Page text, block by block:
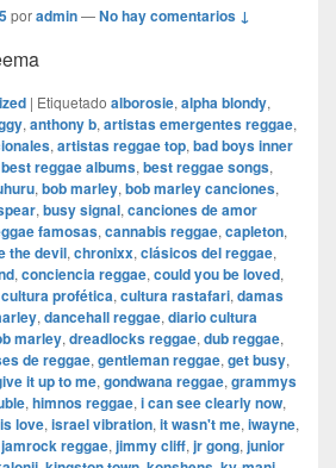
poradmin—No hay comentarios ↓
| Etiquetado alborosie, alpha blondy,
, anthony b, artistas emergentes reggae,
, artistas reggae top, bad boys inner
best reggae albums, best reggae songs,
, bob marley, bob marley canciones,
, busy signal, canciones de amor
famosas, cannabis reggae, capleton,
the devil, chronixx, clásicos del reggae,
, conciencia reggae, could you be loved,
cultura profética, cultura rastafari, damas
, dancehall reggae, diario cultura
marley, dreadlocks reggae, dub reggae,
de reggae, gentleman reggae, get busy,
it up to me, gondwana reggae, grammys
, himnos reggae, i can see clearly now,
love, israel vibration, it wasn't me, iwayne,
jamrock reggae, jimmy cliff, jr gong, junior